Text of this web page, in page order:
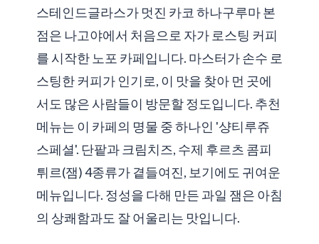
스테인드글라스가 멋진 카코 하나구루마 본
점은 나고야에서 처음으로 자가 로스팅 커피
를 시작한 노포 카페입니다. 마스터가 손수 로
스팅한 커피가 인기로, 이 맛을 찾아 먼 곳에
서도 많은 사람들이 방문할 정도입니다. 추천
메뉴는 이 카페의 명물 중 하나인 '샹티루쥬
스페셜'. 단팥과 크림치즈, 수제 후르츠 콤피
튀르(잼) 4종류가 곁들여진, 보기에도 귀여운
메뉴입니다. 정성을 다해 만든 과일 잼은 아침
의 상쾌함과도 잘 어울리는 맛입니다.